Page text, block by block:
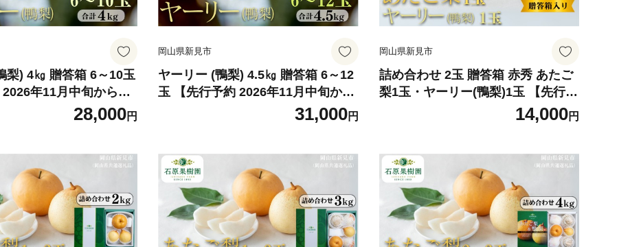
6～10玉
2026年11月中旬から順
28,000円
岡山県新見市
ヤーリー (鴨梨) 4.5㎏ 贈答箱 6～12
玉 【先行予約 2026年11月中旬から
31,000円
岡山県新見市
詰め合わせ 2玉 贈答箱 赤秀 あたご
梨1玉・ヤーリー(鴨梨)1玉 【先行予
約 2026年11月中旬から順次発送】
14,000円